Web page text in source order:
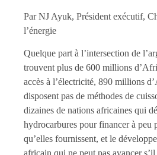
Par NJ Ayuk, Président exécutif,
l’énergie
Quelque part à l’intersection de
trouvent plus de 600 millions
accès à l’électricité, 890 millions
disposent pas de méthodes de
dizaines de nations africaines qui
hydrocarbures pour financer à peu
qu’elles fournissent, et le